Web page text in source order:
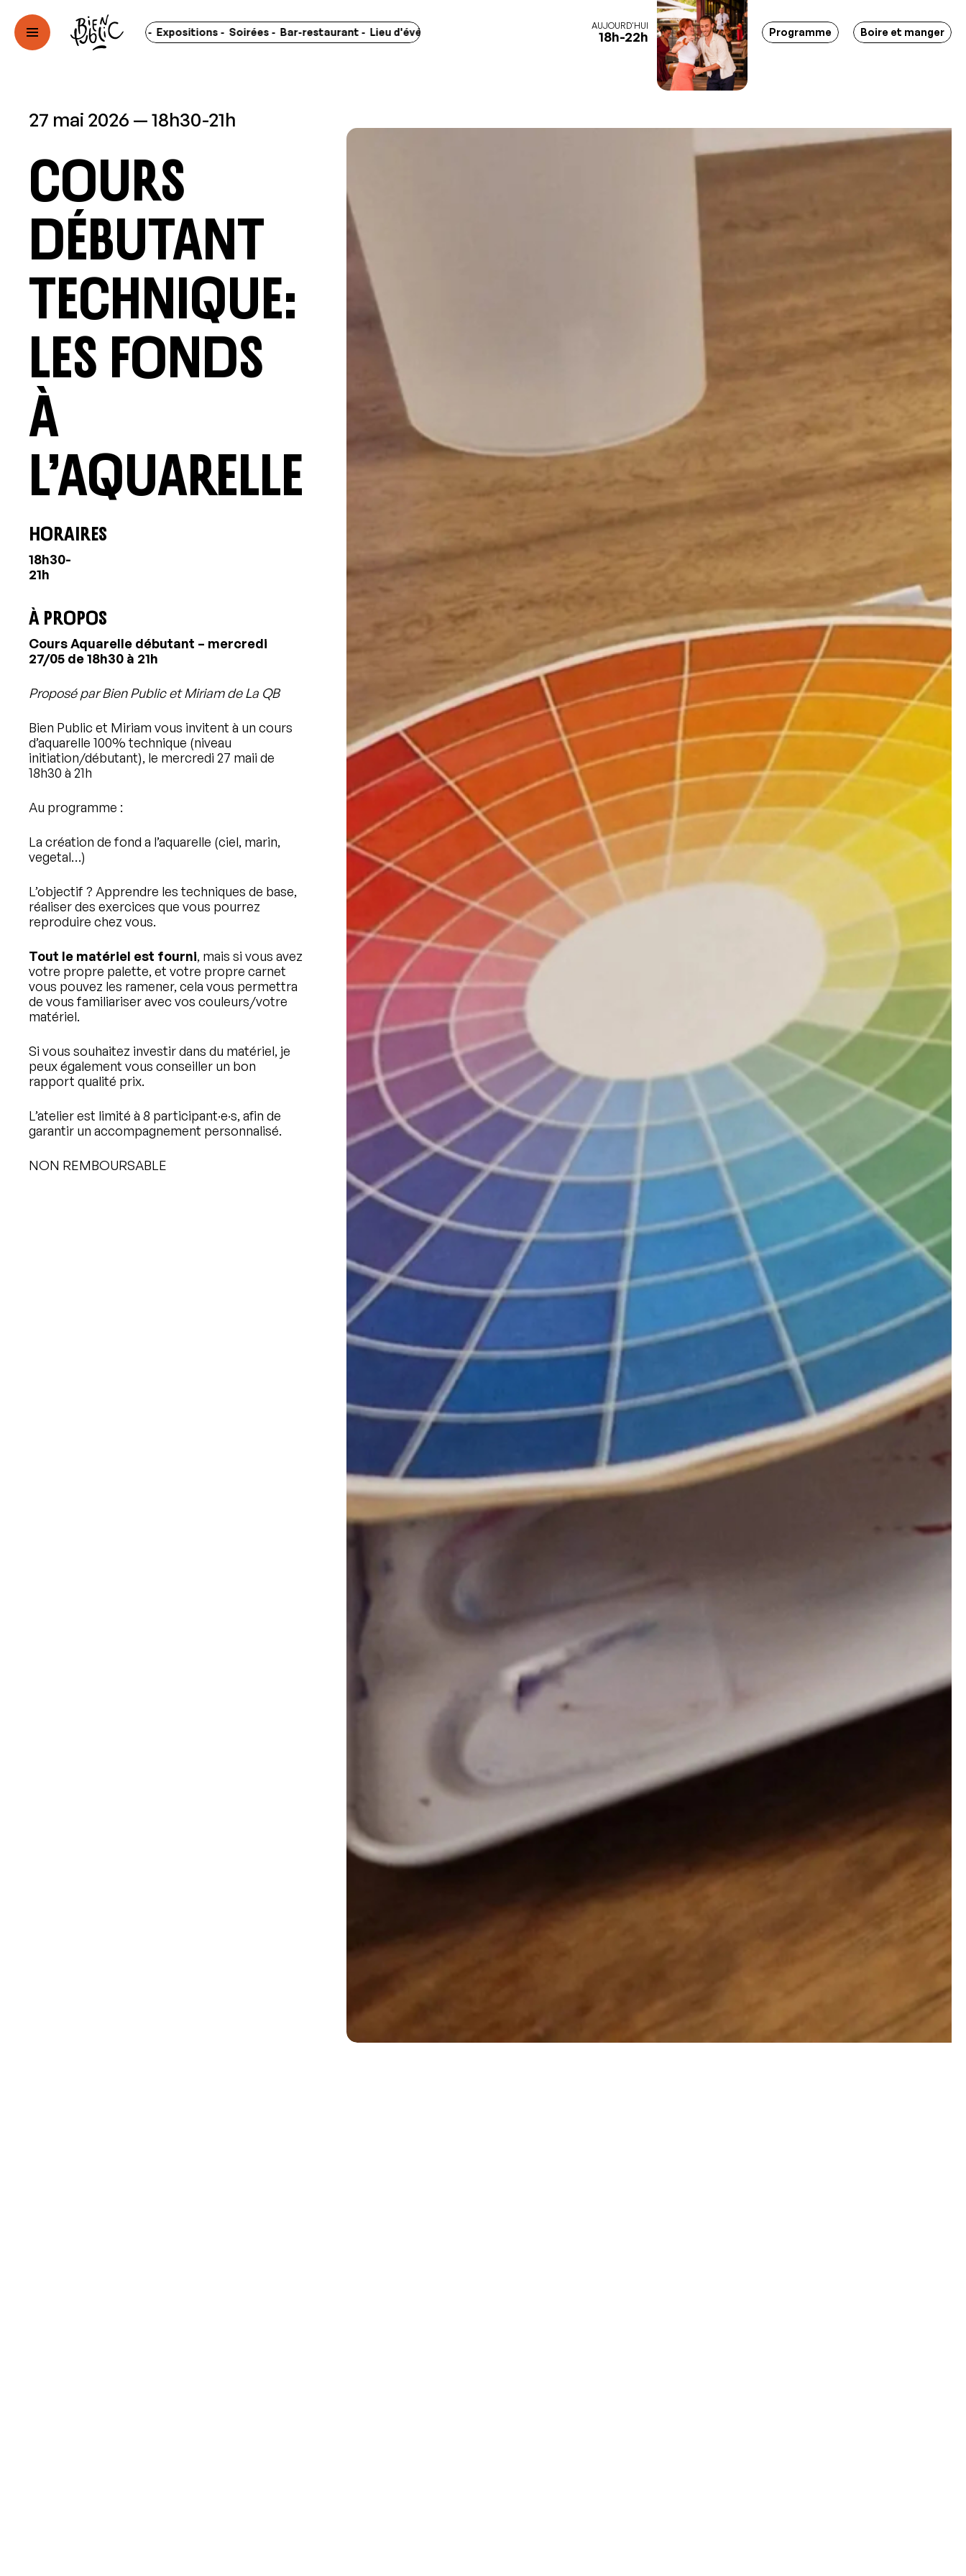
Concerts - Spectacles - Expositions - Soirées - Bar-restaurant - Lieu d'événements - Marchés - Concerts - Spectacles - Expositions - Soirées - Bar-restaurant - Lieu d'événements -
AUJOURD'HUI
18h-22h Programme Boire et manger
27 mai 2026 18h30-21h
Cours
débutant
technique:
les fonds
à
l’aquarelle
HORAIRES
18h30-
21h
À PROPOS
Cours Aquarelle débutant – mercredi
27/05 de 18h30 à 21h
Proposé par Bien Public et Miriam de La QB
Bien Public et Miriam vous invitent à un cours
d’aquarelle 100% technique (niveau
initiation/débutant), le mercredi 27 maii de
18h30 à 21h
Au programme :
La création de fond a l’aquarelle (ciel, marin,
vegetal…)
L’objectif ? Apprendre les techniques de base,
réaliser des exercices que vous pourrez
reproduire chez vous.
Tout le matériel est fourni, mais si vous avez
votre propre palette, et votre propre carnet
vous pouvez les ramener, cela vous permettra
de vous familiariser avec vos couleurs/votre
matériel.
Si vous souhaitez investir dans du matériel, je
peux également vous conseiller un bon
rapport qualité prix.
L’atelier est limité à 8 participant·e·s, afin de
garantir un accompagnement personnalisé.
NON REMBOURSABLE